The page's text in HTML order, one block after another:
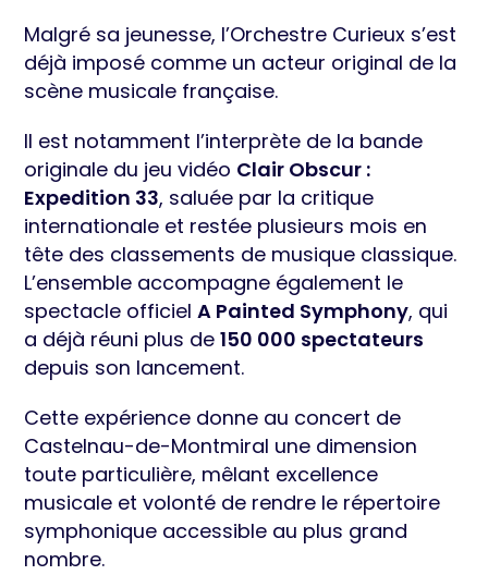
Malgré sa jeunesse, l’Orchestre Curieux s’est
déjà imposé comme un acteur original de la
scène musicale française.
Il est notamment l’interprète de la bande
originale du jeu vidéo Clair Obscur :
Expedition 33, saluée par la critique
internationale et restée plusieurs mois en
tête des classements de musique classique.
L’ensemble accompagne également le
spectacle officielA Painted Symphony, qui
a déjà réuni plus de150 000 spectateurs
depuis son lancement.
Cette expérience donne au concert de
Castelnau-de-Montmiral une dimension
toute particulière, mêlant excellence
musicale et volonté de rendre le répertoire
symphonique accessible au plus grand
nombre.